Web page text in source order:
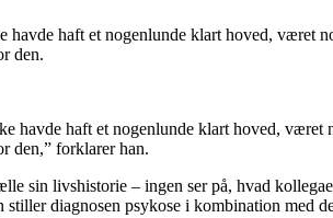
haft et nogenlunde klart hoved, været
den.
havde haft et nogenlunde klart hoved,
den,” forklarer han.
sin livshistorie – ingen ser på, hvad
diagnosen psykose i kombination med